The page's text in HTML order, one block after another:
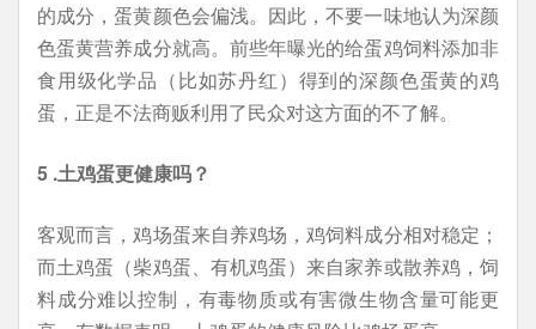
的成分，蛋黄颜色会偏浅。因此，不要一味地认为深颜
色蛋黄营养成分就高。前些年曝光的给蛋鸡饲料添加非
食用级化学品（比如苏丹红）得到的深颜色蛋黄的鸡
蛋，正是不法商贩利用了民众对这方面的不了解。
5 .土鸡蛋更健康吗？
客观而言，鸡场蛋来自养鸡场，鸡饲料成分相对稳定；
而土鸡蛋（柴鸡蛋、有机鸡蛋）来自家养或散养鸡，饲
料成分难以控制，有毒物质或有害微生物含量可能更